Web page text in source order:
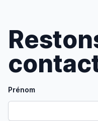
Prénom